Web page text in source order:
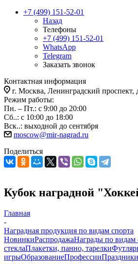
+7 (499) 151-52-01
Назад
Телефоны
+7 (499) 151-52-01
WhatsApp
Telegram
Заказать звонок
Контактная информация
г. Москва, Ленинградский проспект,
Режим работы:
Пн. – Пт.: с 9:00 до 20:00
Сб..: с 10:00 до 18:00
Вск..: выходной до сентября
moscow@mir-nagrad.ru
Поделиться
Кубок наградной
Главная
-
Наградная продукция по видам спорта
НовинкиРаспродажаНаграды по видам
стеклаПлакетки, панно, тарелки
игрыОбразованиеПрофессии